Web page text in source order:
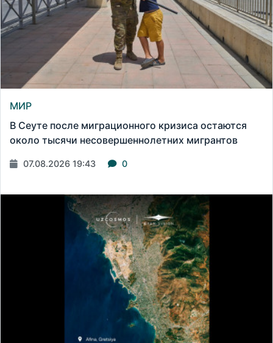
МИР
В Сеуте после миграционного кризиса остаются
около тысячи несовершеннолетних мигрантов
07.08.2026 19:43 0